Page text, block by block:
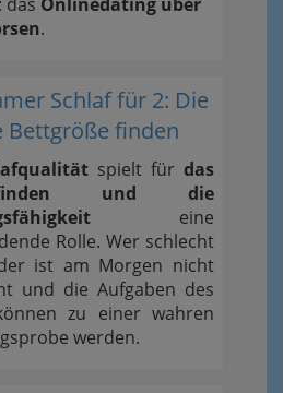
.
Schlaf für 2: Die
Bettgröße finden
spielt für das
und die
eine
Rolle. Wer schlecht
ist am Morgen nicht
und die Aufgaben des
zu einer wahren
werden.